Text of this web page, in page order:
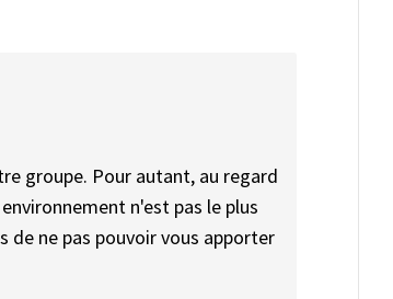
groupe. Pour autant, au regard
n'est pas le plus
de ne pas pouvoir vous apporter